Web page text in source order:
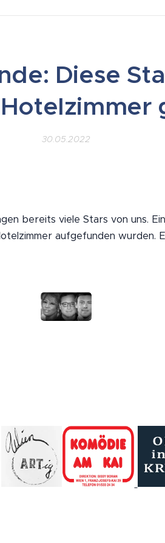
Diese
30.05.2022
bereits viele Stars von uns.
aufgefunden wurden.